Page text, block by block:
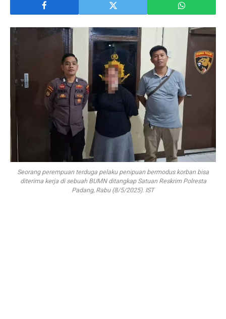
Seorang perempuan terduga pelaku penipuan bermodus korban bisa
diterima kerja di sebuah BUMN ditangkap Satuan Reskrim Polresta
Padang, Rabu (8/5/2025). IST